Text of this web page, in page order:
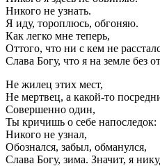
Никого не узнать.
Я иду, тороплюсь, обгоняю.
Как легко мне теперь,
Оттого, что ни с кем не
Слава Богу, что я на земле без
Не жилец этих мест,
Не мертвец, а какой-то
Совершенно один,
Ты кричишь о себе напоследок:
Никого не узнал,
Обознался, забыл, обманулся,
Слава Богу, зима. Значит, я